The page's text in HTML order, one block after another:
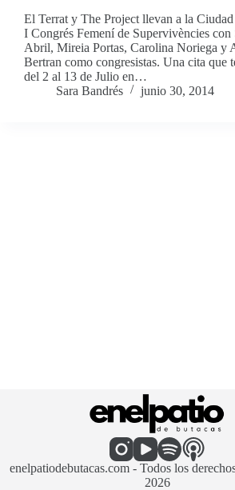
El Terrat y The Project llevan a la
I Congrés Femení de Supervivències con
Abril, Mireia Portas, Carolina Noriega y
Bertran como congresistas. Una cita que
del 2 al 13 de Julio en…
Sara Bandrés
junio 30, 2014
enelpatiodebutacas.com - Todos los
2026